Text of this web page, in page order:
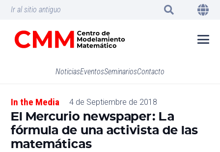
Ir al sitio antiguo
NoticiasEventosSeminariosContacto
In the Media 4 de Septiembre de 2018
El Mercurio newspaper: La
fórmula de una activista de las
matemáticas